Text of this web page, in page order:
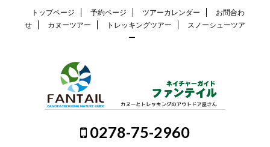
トップページ 予約ページ ツアーカレンダー
お問合わ
せ
カヌーツアー トレッキングツアー
スノーシューツア
ー
0278-75-2960